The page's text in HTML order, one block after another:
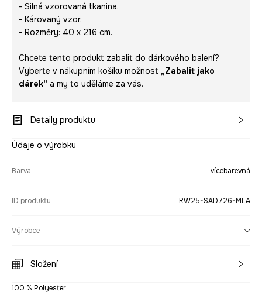
- Silná vzorovaná tkanina.
- Károvaný vzor.
- Rozměry: 40 x 216 cm.
Chcete tento produkt zabalit do dárkového balení?
Vyberte v nákupním košíku možnost „Zabalit jako
dárek“ a my to uděláme za vás.
Detaily produktu
Údaje o výrobku
Barva vícebarevná
ID produktu RW25-SAD726-MLA
Výrobce
Složení
100 % Polyester